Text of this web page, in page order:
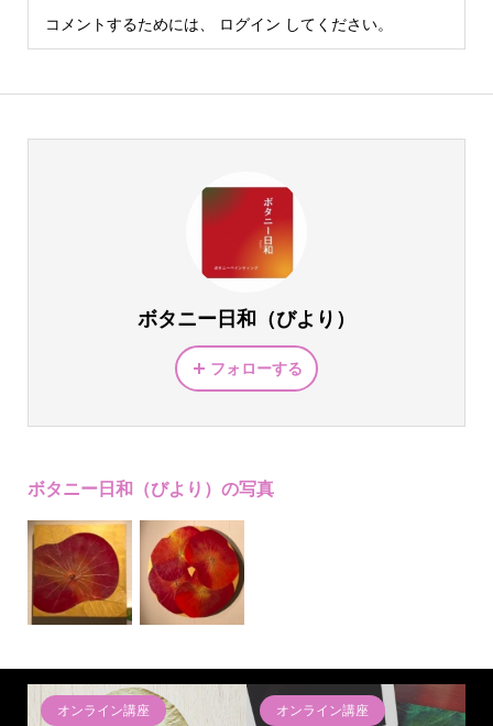
コメントするためには、 ログイン してください。
ボタニー日和（びより）
フォローする
ボタニー日和（びより）の写真
オンライン講座 オンライン講座